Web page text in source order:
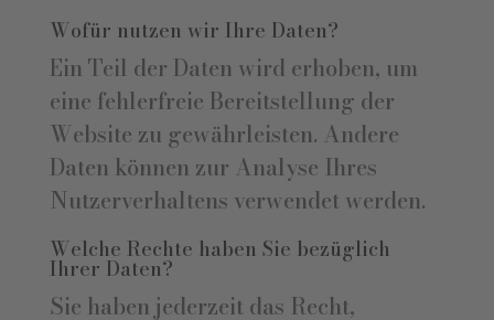
Wofür nutzen wir Ihre Daten?
Ein Teil der Daten wird erhoben, um
eine fehlerfreie Bereitstellung der
Website zu gewährleisten. Andere
Daten können zur Analyse Ihres
Nutzerverhaltens verwendet werden.
Welche Rechte haben Sie bezüglich
Ihrer Daten?
Sie haben jederzeit das Recht,